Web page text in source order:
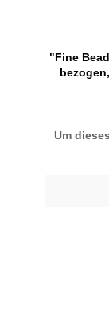
"Fine
Um